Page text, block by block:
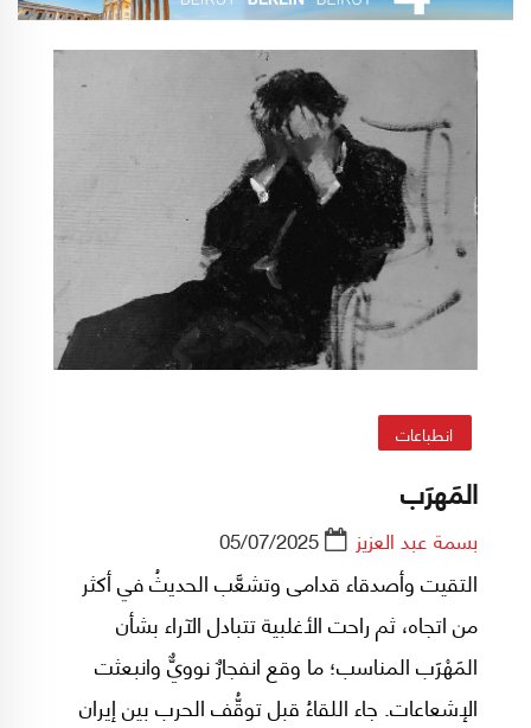
انطباعات
المَهرَب
بسمة عبد العزيز 05/07/2025
التقيت وأصدقاء قدامى وتشعَّب الحديثُ في أكثر
من اتجاه، ثم راحت الأغلبية تتبادل الآراء بشأن
المَهْرَب المناسب؛ ما وقع انفجارٌ نوويٌّ وانبعثت
الإشعاعات. جاء اللقاءُ قبل توقُّف الحرب بين إيران